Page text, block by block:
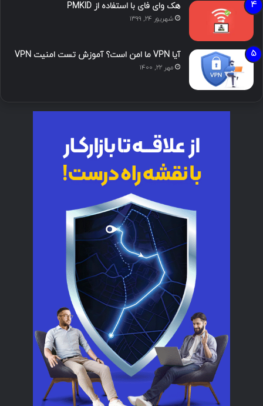
هک وای فای با استفاده از PMKID
شهریور ۲۴, ۱۳۹۹
آیا VPN ما امن است؟ آموزش تست امنیت VPN
مهر ۲۲, ۱۴۰۰